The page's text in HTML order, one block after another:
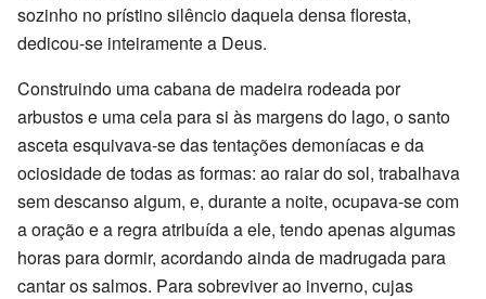
sozinho no prístino silêncio daquela densa floresta,
dedicou-se inteiramente a Deus.
Construindo uma cabana de madeira rodeada por
arbustos e uma cela para si às margens do lago, o santo
asceta esquivava-se das tentações demoníacas e da
ociosidade de todas as formas: ao raiar do sol, trabalhava
sem descanso algum, e, durante a noite, ocupava-se com
a oração e a regra atribuída a ele, tendo apenas algumas
horas para dormir, acordando ainda de madrugada para
cantar os salmos. Para sobreviver ao inverno, cujas